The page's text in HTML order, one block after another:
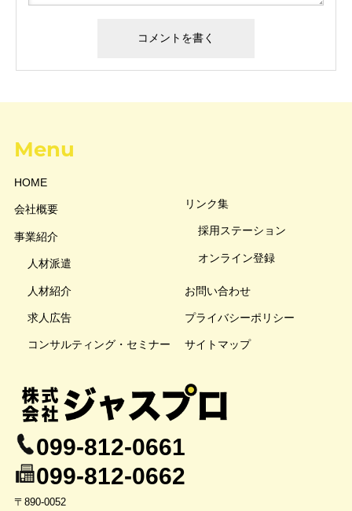
Menu
HOME
会社概要
事業紹介
人材派遣
人材紹介
求人広告
コンサルティング・セミナー
リンク集
採用ステーション
オンライン登録
お問い合わせ
プライバシーポリシー
サイトマップ
099-812-0661
099-812-0662
〒890-0052